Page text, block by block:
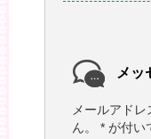
メッ
メールアド
ん。
* が付い